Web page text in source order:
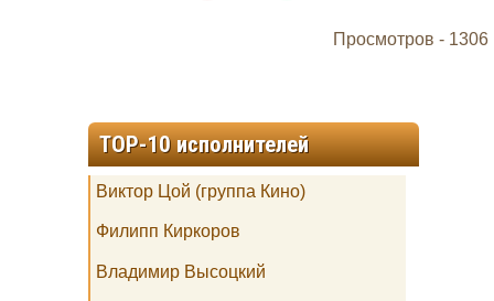
Просмотров - 1306
TOP-10 исполнителей
Виктор Цой (группа Кино)
Филипп Киркоров
Владимир Высоцкий